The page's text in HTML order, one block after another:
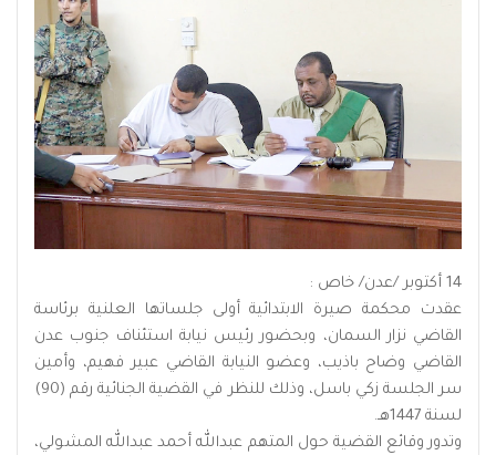
14 أكتوبر /عدن/ خاص :
عقدت محكمة صيرة الابتدائية أولى جلساتها العلنية برئاسة
القاضي نزار السمان، وبحضور رئيس نيابة استئناف جنوب عدن
القاضي وضاح باذيب، وعضو النيابة القاضي عبير فهيم، وأمين
سر الجلسة زكي باسل، وذلك للنظر في القضية الجنائية رقم (90)
لسنة 1447هـ.
وتدور وقائع القضية حول المتهم عبدالله أحمد عبدالله المشولي،